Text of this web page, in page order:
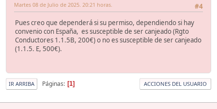
#4
Martes 08 de Julio de 2025. 20:21 horas.
Pues creo que dependerá si su permiso, dependiendo si hay
convenio con España, es susceptible de ser canjeado (Rgto
Conductores 1.1.5B, 200€) o no es susceptible de ser canjeado
(1.1.5. E, 500€).
IR ARRIBA Páginas 1 ACCIONES DEL USUARIO